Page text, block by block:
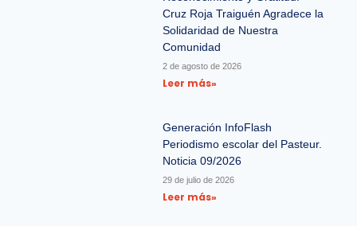
Cruz Roja Traiguén Agradece la
Solidaridad de Nuestra
Comunidad
2 de agosto de 2026
Leer más»
Generación InfoFlash
Periodismo escolar del Pasteur.
Noticia 09/2026
29 de julio de 2026
Leer más»